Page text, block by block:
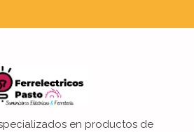
en productos de